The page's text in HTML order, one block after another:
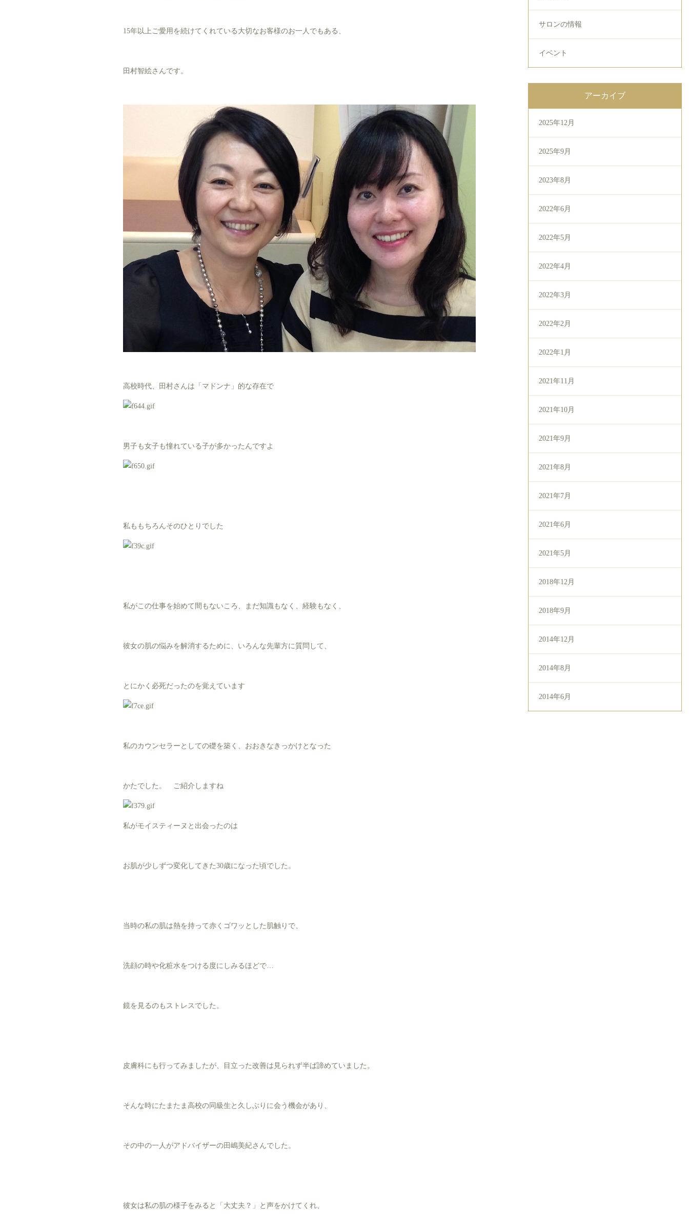
15年以上ご愛用を続けてくれている大切なお客様のお一人でもある、
田村智絵さんです。
高校時代、田村さんは「マドンナ」的な存在で
男子も女子も憧れている子が多かったんですよ
私ももちろんそのひとりでした
私がこの仕事を始めて間もないころ、まだ知識もなく、経験もなく、
彼女の肌の悩みを解消するために、いろんな先輩方に質問して、
とにかく必死だったのを覚えています
私のカウンセラーとしての礎を築く、おおきなきっかけとなった
かたでした。 ご紹介しますね
私がモイスティーヌと出会ったのは
お肌が少しずつ変化してきた30歳になった頃でした。
当時の私の肌は熱を持って赤くゴワッとした肌触りで、
洗顔の時や化粧水をつける度にしみるほどで…
鏡を見るのもストレスでした。
皮膚科にも行ってみましたが、目立った改善は見られず半ば諦めていました。
そんな時にたまたま高校の同級生と久しぶりに会う機会があり、
その中の一人がアドバイザーの田嶋美紀さんでした。
彼女は私の肌の様子をみると「大丈夫？」と声をかけてくれ、
サロンの情報
イベント
アーカイブ
2025年12月
2025年9月
2023年8月
2022年6月
2022年5月
2022年4月
2022年3月
2022年2月
2022年1月
2021年11月
2021年10月
2021年9月
2021年8月
2021年7月
2021年6月
2021年5月
2018年12月
2018年9月
2014年12月
2014年8月
2014年6月